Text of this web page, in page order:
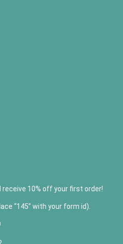
10% off your first order!
“145” with your form id).